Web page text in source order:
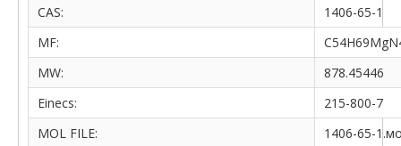
CAS:
1406-65-1
MF:
MW:
878.45446
Einecs:
215-800-7
MOL FILE:
1406-65-